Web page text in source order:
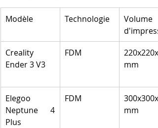
Modèle Technologie
Volume
Creality
Ender 3 V3
FDM
mm
Elegoo
Neptune 4
Plus
FDM
mm